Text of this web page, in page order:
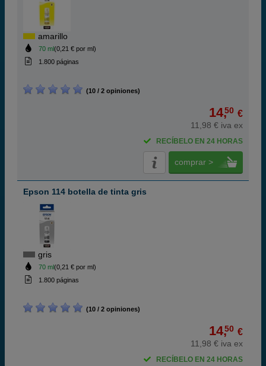
amarillo
70 ml(0,21 € por ml)
1.800 páginas
(10 / 2 opiniones)
14,50 €
11,98 € iva ex
RECÍBELO EN 24 HORAS
comprar >
Epson 114 botella de tinta gris
gris
70 ml(0,21 € por ml)
1.800 páginas
(10 / 2 opiniones)
14,50 €
11,98 € iva ex
RECÍBELO EN 24 HORAS